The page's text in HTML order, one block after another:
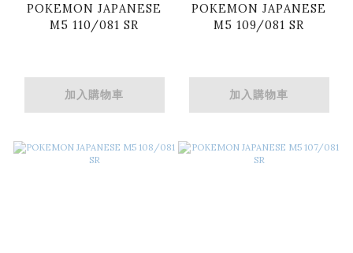
POKEMON JAPANESE
M5 110/081 SR
加入購物車
POKEMON JAPANESE
M5 109/081 SR
加入購物車